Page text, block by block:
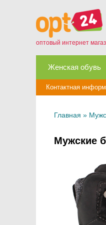
оптовый интернет
Женская обувь
Контактная
Главная »
Мужские